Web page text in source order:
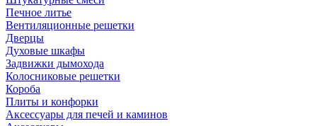
Печное литье
Вентиляционные решетки
Дверцы
Духовые шкафы
Задвижки дымохода
Колосниковые решетки
Короба
Плиты и конфорки
Аксессуары для печей и каминов